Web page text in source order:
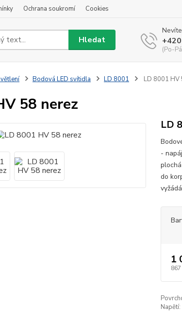
Ochrana soukromí Cookies
Hledat
(Po-
Bodová LED svítidla LD 8001 LD 8001 HV
58 nerez
LD
-
do
1
867
Napětí: